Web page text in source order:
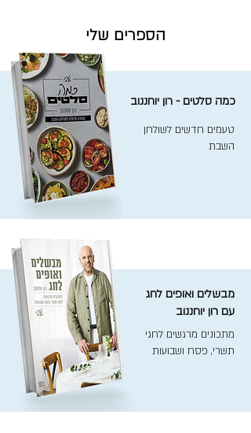
הספרים שלי
כמה סלטים - רון יוחננוב
טעמים חדשים לשולחן
השבת
מבשלים ואופים לחג
עם רון יוחננוב
מתכונים מרגשים לחגי
תשרי, פסח ושבועות